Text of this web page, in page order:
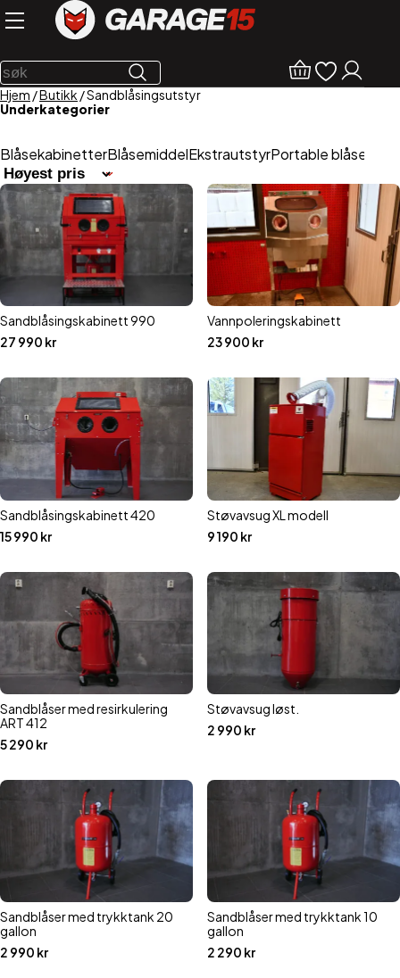
Hjem /Butikk / Sandblåsingsutstyr
Underkategorier
BlåsekabinetterBlåsemiddelEkstrautstyrPortable blåsere
Sandblåsingskabinett 990
27 990 kr
Vannpoleringskabinett
23 900 kr
Sandblåsingskabinett 420
15 990 kr
Støvavsug XL modell
9 190 kr
Sandblåser med resirkulering
ART 412
5 290 kr
Støvavsug løst.
2 990 kr
Sandblåser med trykktank 20
gallon
2 990 kr
Sandblåser med trykktank 10
gallon
2 290 kr